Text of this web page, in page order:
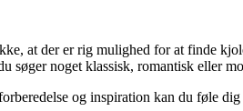
at der er rig mulighed for at finde
søger noget klassisk, romantisk eller
og inspiration kan du føle